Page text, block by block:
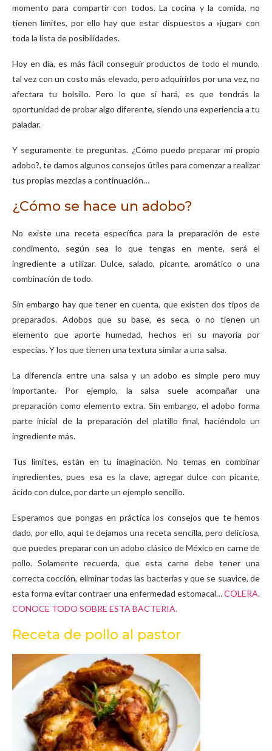
momento para compartir con todos. La cocina y la comida, no
tienen límites, por ello hay que estar dispuestos a «jugar» con
toda la lista de posibilidades.
Hoy en día, es más fácil conseguir productos de todo el mundo,
tal vez con un costo más elevado, pero adquirirlos por una vez, no
afectara tu bolsillo. Pero lo que si hará, es que tendrás la
oportunidad de probar algo diferente, siendo una experiencia a tu
paladar.
Y seguramente te preguntas. ¿Cómo puedo preparar mi propio
adobo?, te damos algunos consejos útiles para comenzar a realizar
tus propias mezclas a continuación…
¿Cómo se hace un adobo?
No existe una receta específica para la preparación de este
condimento, según sea lo que tengas en mente, será el
ingrediente a utilizar. Dulce, salado, picante, aromático o una
combinación de todo.
Sin embargo hay que tener en cuenta, que existen dos tipos de
preparados. Adobos que su base, es seca, o no tienen un
elemento que aporte humedad, hechos en su mayoría por
especias. Y los que tienen una textura similar a una salsa.
La diferencia entre una salsa y un adobo es simple pero muy
importante. Por ejemplo, la salsa suele acompañar una
preparación como elemento extra. Sin embargo, el adobo forma
parte inicial de la preparación del platillo final, haciéndolo un
ingrediente más.
Tus límites, están en tu imaginación. No temas en combinar
ingredientes, pues esa es la clave, agregar dulce con picante,
ácido con dulce, por darte un ejemplo sencillo.
Esperamos que pongas en práctica los consejos que te hemos
dado, por ello, aquí te dejamos una receta sencilla, pero deliciosa,
que puedes preparar con un adobo clásico de México en carne de
pollo. Solamente recuerda, que esta carne debe tener una
correcta cocción, eliminar todas las bacterias y que se suavice, de
esta forma evitar contraer una enfermedad estomacal…COLERA.
CONOCE TODO SOBRE ESTA BACTERIA.
Receta de pollo al pastor